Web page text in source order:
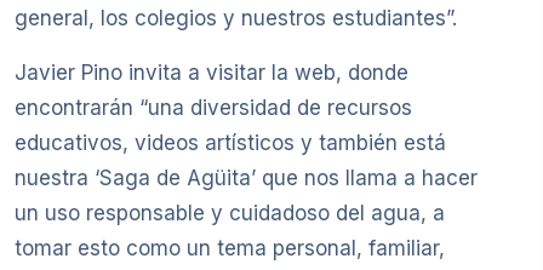
general, los colegios y nuestros estudiantes”.
Javier Pino invita a visitar la web, donde
encontrarán “una diversidad de recursos
educativos, videos artísticos y también está
nuestra ‘Saga de Agüita’ que nos llama a hacer
un uso responsable y cuidadoso del agua, a
tomar esto como un tema personal, familiar,